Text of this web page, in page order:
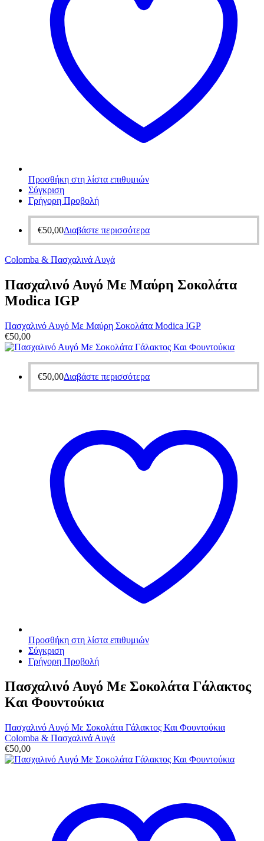
Προσθήκη στη λίστα επιθυμιών
Σύγκριση
Γρήγορη Προβολή
€50,00Διαβάστε περισσότερα
Colomba & Πασχαλινά Αυγά
Πασχαλινό Αυγό Με Μαύρη Σοκολάτα
Modica IGP
Πασχαλινό Αυγό Με Μαύρη Σοκολάτα Modica IGP
€50,00
€50,00Διαβάστε περισσότερα
Προσθήκη στη λίστα επιθυμιών
Σύγκριση
Γρήγορη Προβολή
Πασχαλινό Αυγό Με Σοκολάτα Γάλακτος
Και Φουντούκια
Πασχαλινό Αυγό Με Σοκολάτα Γάλακτος Και Φουντούκια
Colomba & Πασχαλινά Αυγά
€50,00